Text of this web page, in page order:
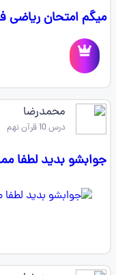
میگم امتحان ریاضی
محمدرضا
درس 10 قرآن نهم
جوابشو بدید لطفا